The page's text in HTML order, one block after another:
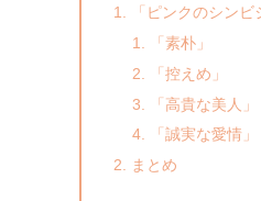
「ピンクのシン
「素朴」
「控えめ」
「高貴な美人」
「誠実な愛情」
まとめ